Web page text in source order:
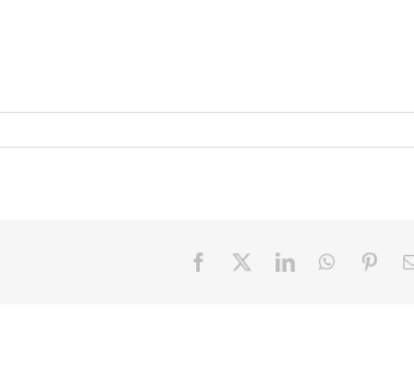
Facebook LinkedIn